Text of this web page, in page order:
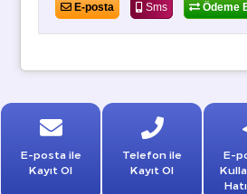
E-posta Sms Ödeme
E-posta ile
Kayıt Ol
Telefon ile
Kayıt Ol
E-